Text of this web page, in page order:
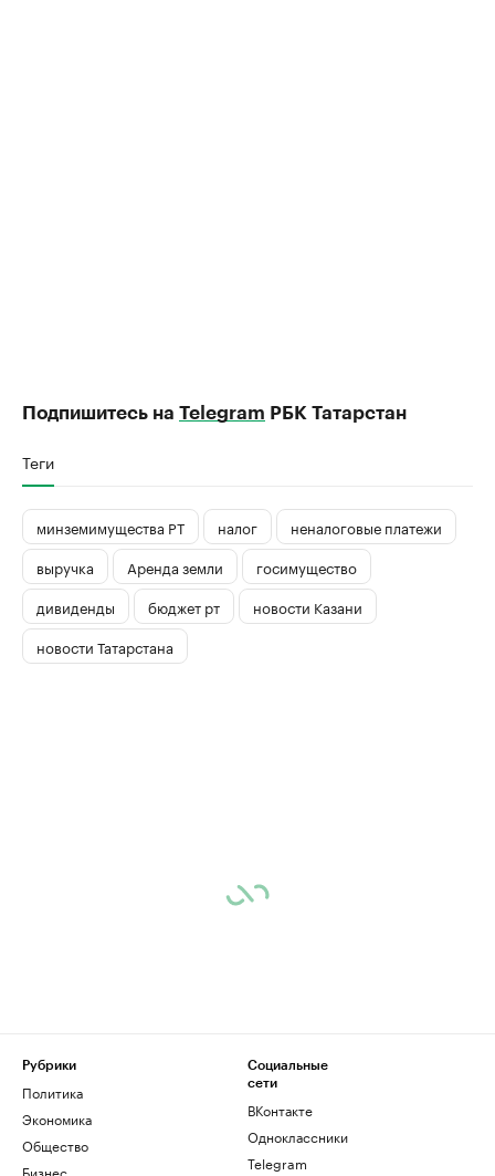
Подпишитесь на Telegram РБК Татарстан
Теги
минземимущества РТ налог
неналоговые платежи
выручка
Аренда земли
госимущество
дивиденды
бюджет рт
новости Казани
новости Татарстана
Рубрики
Политика
Экономика
Общество
Бизнес
Социальные
сети
ВКонтакте
Одноклассники
Telegram